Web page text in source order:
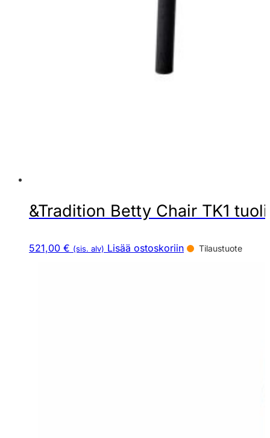
&Tradition Betty Chair TK1 tuoli
521,00 € (sis. alv) Lisää ostoskoriin Tilaustuote